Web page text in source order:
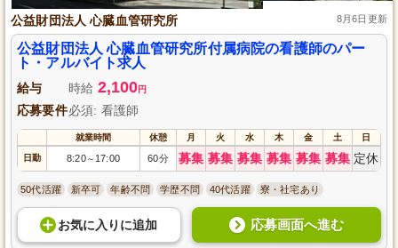
公益財団法人 心臓血管研究所 8月6日更新
公益財団法人 心臓血管研究所付属病院の看護師のパー
ト・アルバイト求人
給与 時給 2,100円
応募要件必須: 看護師
就業時間 休憩 月 火 水 木 金 土 日
日勤 8:20～ 17:00 60分 募集 募集 募集 募集 募集 募集 定休
50代活躍 新卒可 年齢不問 学歴不問 40代活躍 寮・社宅あり
お気に入り に追加 応募画面へ進む